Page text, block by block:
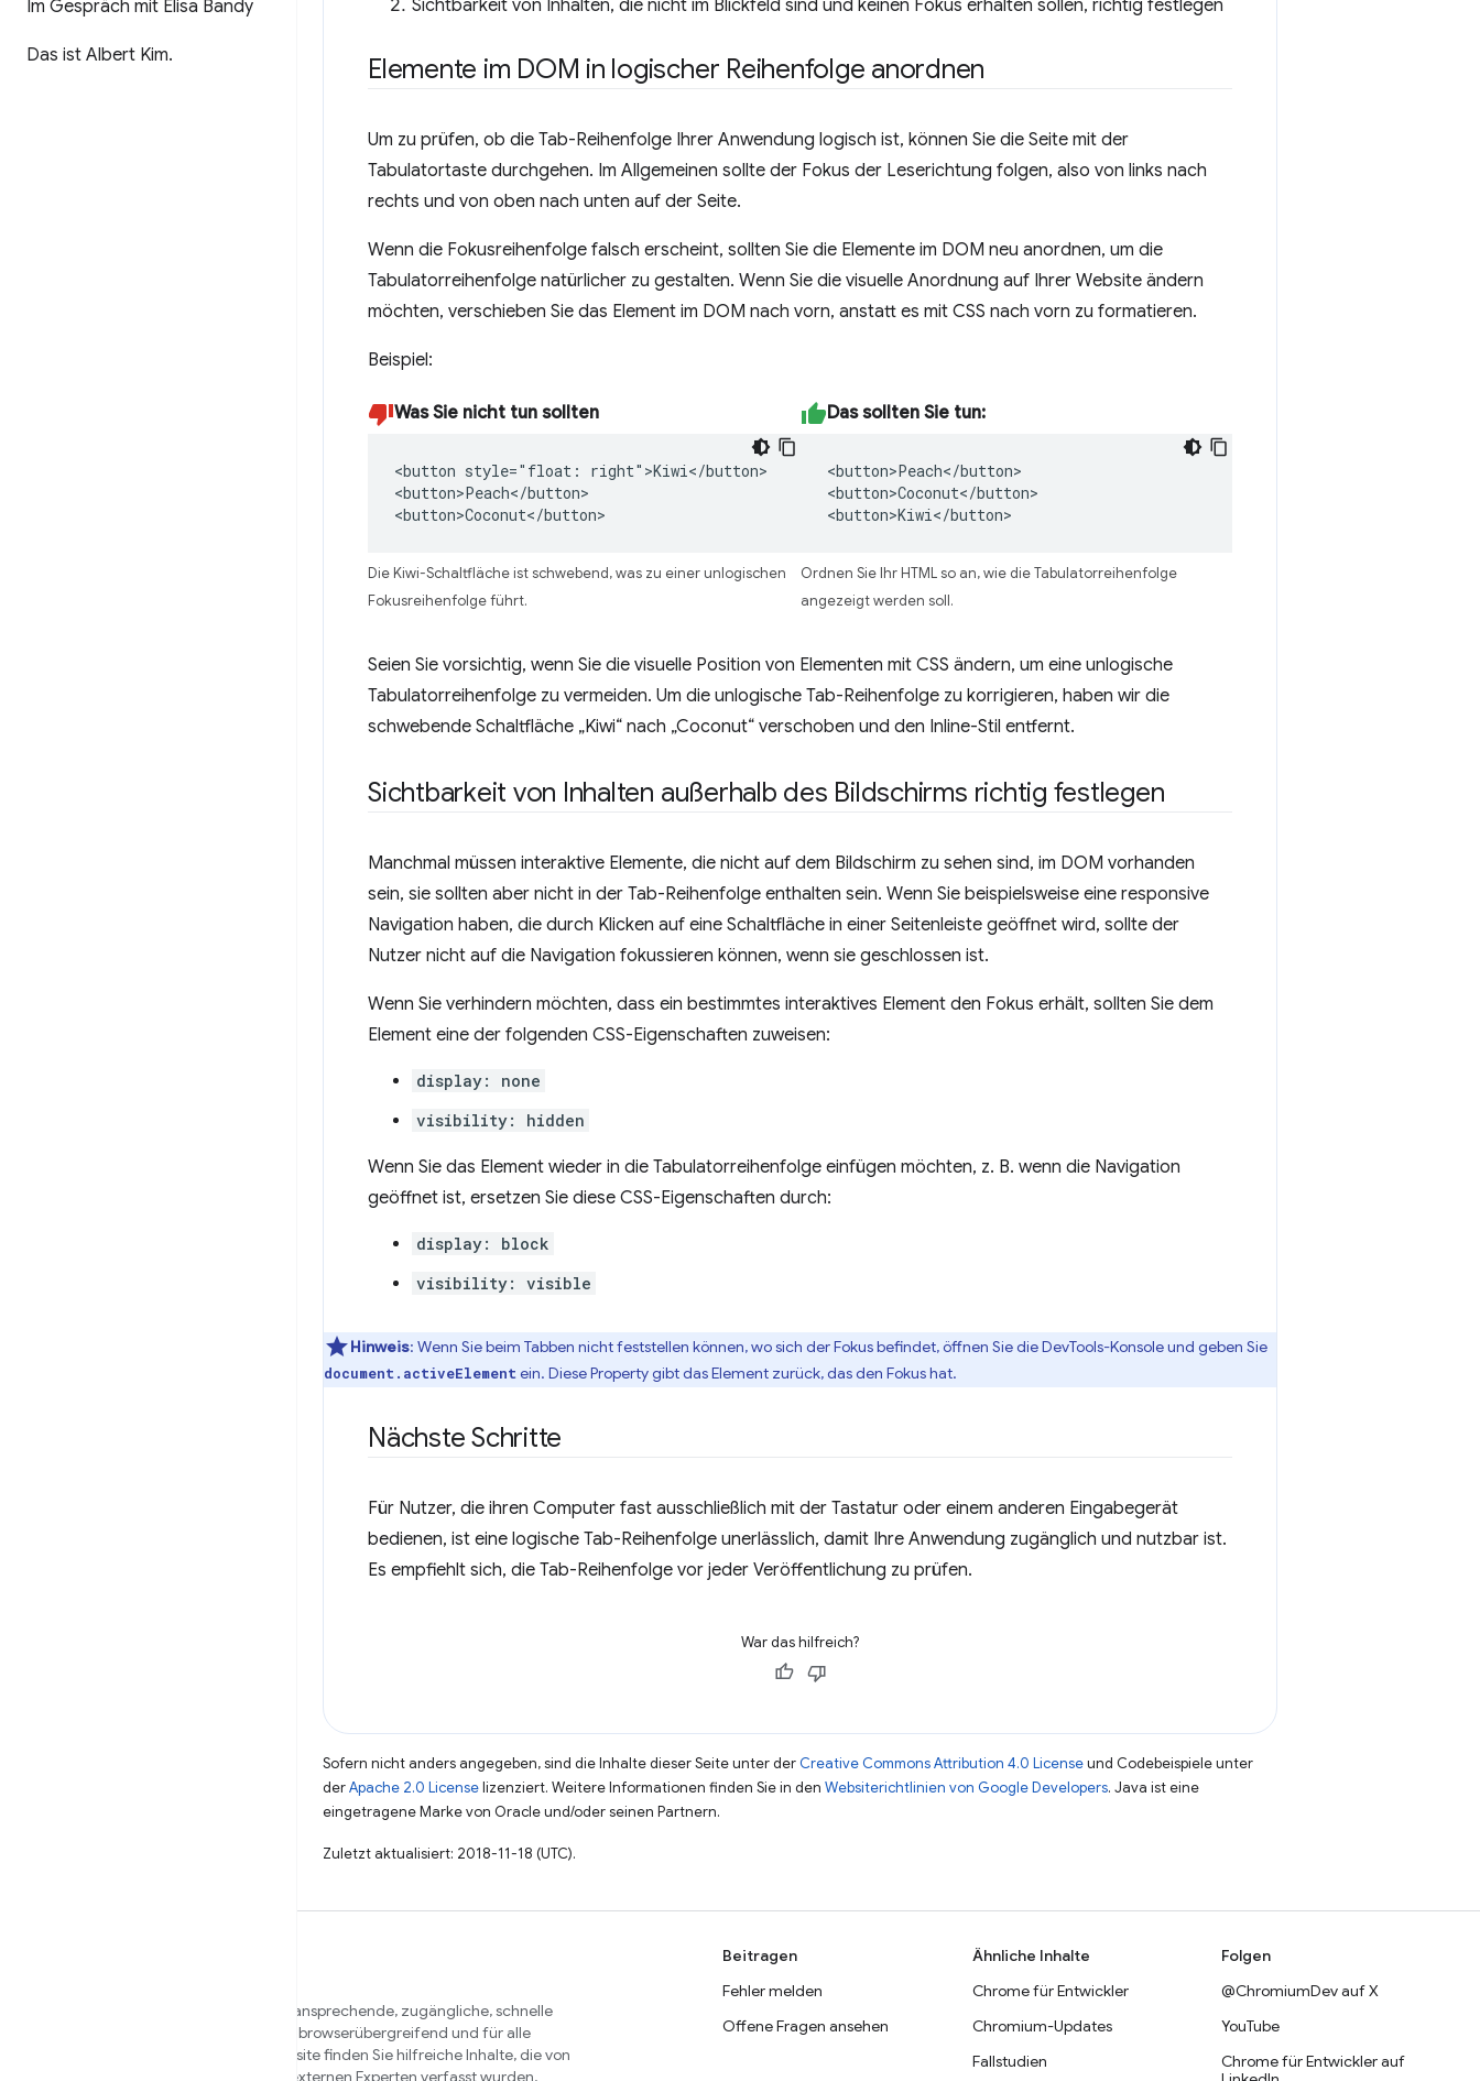
Im Gespräch mit Elisa Bandy
Das ist Albert Kim.
Sichtbarkeit von Inhalten, die nicht im Blickfeld sind und keinen Fokus erhalten sollen, richtig festlegen
Elemente im DOM in logischer Reihenfolge anordnen
Um zu prüfen, ob die Tab-Reihenfolge Ihrer Anwendung logisch ist, können Sie die Seite mit der
Tabulatortaste durchgehen. Im Allgemeinen sollte der Fokus der Leserichtung folgen, also von links nach
rechts und von oben nach unten auf der Seite.
Wenn die Fokusreihenfolge falsch erscheint, sollten Sie die Elemente im DOM neu anordnen, um die
Tabulatorreihenfolge natürlicher zu gestalten. Wenn Sie die visuelle Anordnung auf Ihrer Website ändern
möchten, verschieben Sie das Element im DOM nach vorn, anstatt es mit CSS nach vorn zu formatieren.
Beispiel:
Was Sie nicht tun sollten
<button style="float: right">Kiwi</button>
<button>Peach</button>
<button>Coconut</button>
Die Kiwi-Schaltfläche ist schwebend, was zu einer unlogischen
Fokusreihenfolge führt.
Das sollten Sie tun:
<button>Peach</button>
<button>Coconut</button>
<button>Kiwi</button>
Ordnen Sie Ihr HTML so an, wie die Tabulatorreihenfolge
angezeigt werden soll.
Seien Sie vorsichtig, wenn Sie die visuelle Position von Elementen mit CSS ändern, um eine unlogische
Tabulatorreihenfolge zu vermeiden. Um die unlogische Tab-Reihenfolge zu korrigieren, haben wir die
schwebende Schaltfläche „Kiwi“ nach „Coconut“ verschoben und den Inline-Stil entfernt.
Sichtbarkeit von Inhalten außerhalb des Bildschirms richtig festlegen
Manchmal müssen interaktive Elemente, die nicht auf dem Bildschirm zu sehen sind, im DOM vorhanden
sein, sie sollten aber nicht in der Tab-Reihenfolge enthalten sein. Wenn Sie beispielsweise eine responsive
Navigation haben, die durch Klicken auf eine Schaltfläche in einer Seitenleiste geöffnet wird, sollte der
Nutzer nicht auf die Navigation fokussieren können, wenn sie geschlossen ist.
Wenn Sie verhindern möchten, dass ein bestimmtes interaktives Element den Fokus erhält, sollten Sie dem
Element eine der folgenden CSS-Eigenschaften zuweisen:
display: none
visibility: hidden
Wenn Sie das Element wieder in die Tabulatorreihenfolge einfügen möchten, z. B. wenn die Navigation
geöffnet ist, ersetzen Sie diese CSS-Eigenschaften durch:
display: block
visibility: visible
Hinweis: Wenn Sie beim Tabben nicht feststellen können, wo sich der Fokus befindet, öffnen Sie die DevTools-Konsole und geben Sie
document.activeElement ein. Diese Property gibt das Element zurück, das den Fokus hat.
Nächste Schritte
Für Nutzer, die ihren Computer fast ausschließlich mit der Tastatur oder einem anderen Eingabegerät
bedienen, ist eine logische Tab-Reihenfolge unerlässlich, damit Ihre Anwendung zugänglich und nutzbar ist.
Es empfiehlt sich, die Tab-Reihenfolge vor jeder Veröffentlichung zu prüfen.
War das hilfreich?
Sofern nicht anders angegeben, sind die Inhalte dieser Seite unter der Creative Commons Attribution 4.0 Licenseund Codebeispiele unter
derApache 2.0 Licenselizenziert. Weitere Informationen finden Sie in den Websiterichtlinien von Google Developers. Java ist eine
eingetragene Marke von Oracle und/oder seinen Partnern.
Zuletzt aktualisiert: 2018-11-18 (UTC).
Wir möchten Sie dabei unterstützen, ansprechende, zugängliche, schnelle
und sichere Websites zu erstellen, die browserübergreifend und für alle
Nutzer funktionieren. Auf dieser Website finden Sie hilfreiche Inhalte, die von
Mitgliedern des Chrome-Teams und externen Experten verfasst wurden.
Beitragen
Fehler melden
Offene Fragen ansehen
Ähnliche Inhalte
Chrome für Entwickler
Chromium-Updates
Fallstudien
Folgen
@ChromiumDev auf X
YouTube
Chrome für Entwickler auf